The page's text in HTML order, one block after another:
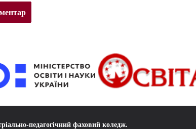
педагогічний фаховий коледж.